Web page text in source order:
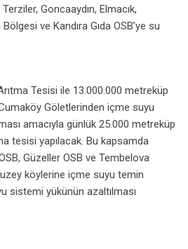
Goncaaydın, Elmacık,
ve Kandıra Gıda OSB’ye su
Tesisi ile 13.000.000 metreküp
Göletlerinden içme suyu
amacıyla günlük 25.000 metreküp
tesisi yapılacak. Bu kapsamda
Güzeller OSB ve Tembelova
köylerine içme suyu temin
sistemi yükünün azaltılması